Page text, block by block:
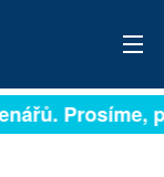
Prosíme,